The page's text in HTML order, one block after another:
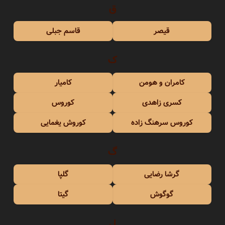
ق
قیصر قاسم جبلی
ک
کامران و هومن
کامیار
کسری زاهدی
کوروس
کوروس سرهنگ زاده
کوروش یغمایی
گ
گرشا رضایی
گلپا
گوگوش
گیتا